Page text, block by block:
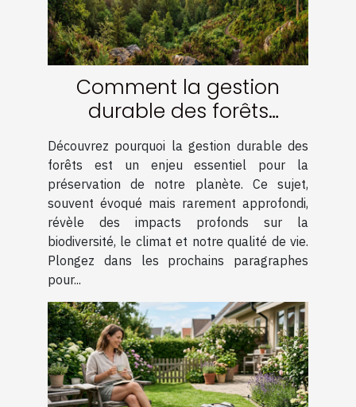
Comment la gestion
durable des forêts
contribue-t-elle à
l'écosystème ?
Découvrez pourquoi la gestion durable des
forêts est un enjeu essentiel pour la
préservation de notre planète. Ce sujet,
souvent évoqué mais rarement approfondi,
révèle des impacts profonds sur la
biodiversité, le climat et notre qualité de vie.
Plongez dans les prochains paragraphes
pour...